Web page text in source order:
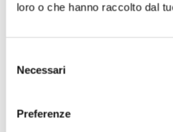
loro o che hanno raccolto dal
delNecessari
Preferenze